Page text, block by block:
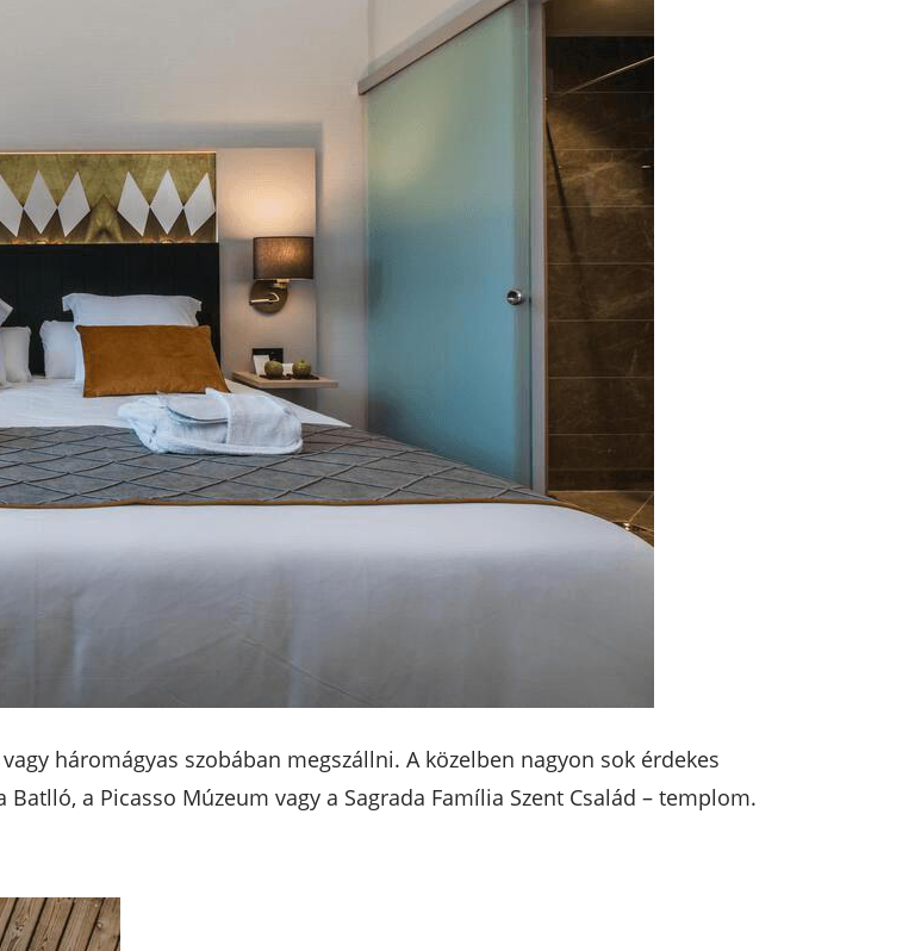
háromágyas szobában megszállni. A közelben nagyon sok érdekes
a Picasso Múzeum vagy a Sagrada Família Szent Család – templom.